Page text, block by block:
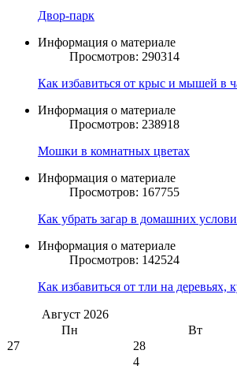
Двор-парк
Информация о материале
Просмотров: 290314
Как избавиться от крыс и мышей в
Информация о материале
Просмотров: 238918
Мошки в комнатных цветах
Информация о материале
Просмотров: 167755
Как убрать загар в домашних
Информация о материале
Просмотров: 142524
Как избавиться от тли на деревьях,
Август 2026
Пн
Вт
27
28
4